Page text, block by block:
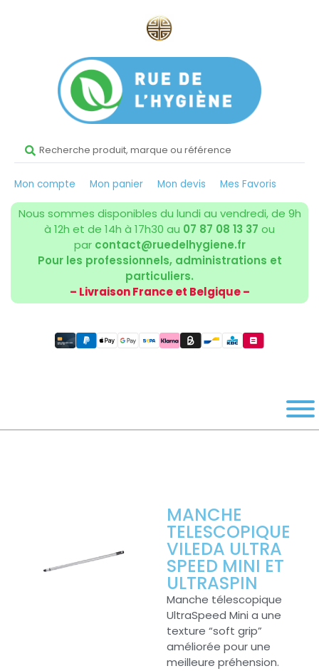
Mon compte Mon panier Mon devis Mes Favoris
Nous sommes disponibles du lundi au vendredi, de 9h
à 12h et de 14h à 17h30 au 07 87 08 13 37 ou
par contact@ruedelhygiene.fr
Pour les professionnels, administrations et
particuliers.
– Livraison France et Belgique –
MANCHE
TELESCOPIQUE
VILEDA ULTRA
SPEED MINI ET
ULTRASPIN
Manche télescopique
UltraSpeed Mini a une
texture “soft grip”
améliorée pour une
meilleure préhension.